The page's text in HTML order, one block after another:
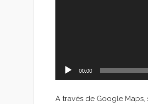
00:00
A través de Google